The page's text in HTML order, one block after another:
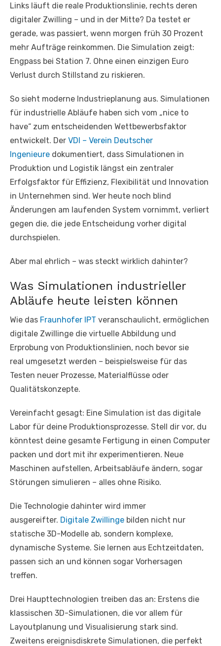
Links läuft die reale Produktionslinie, rechts deren
digitaler Zwilling – und in der Mitte? Da testet er
gerade, was passiert, wenn morgen früh 30 Prozent
mehr Aufträge reinkommen. Die Simulation zeigt:
Engpass bei Station 7. Ohne einen einzigen Euro
Verlust durch Stillstand zu riskieren.
So sieht moderne Industrieplanung aus. Simulationen
für industrielle Abläufe haben sich vom „nice to
have“ zum entscheidenden Wettbewerbsfaktor
entwickelt. Der VDI – Verein Deutscher
Ingenieure dokumentiert, dass Simulationen in
Produktion und Logistik längst ein zentraler
Erfolgsfaktor für Effizienz, Flexibilität und Innovation
in Unternehmen sind. Wer heute noch blind
Änderungen am laufenden System vornimmt, verliert
gegen die, die jede Entscheidung vorher digital
durchspielen.
Aber mal ehrlich – was steckt wirklich dahinter?
Was Simulationen industrieller
Abläufe heute leisten können
Wie das Fraunhofer IPT veranschaulicht, ermöglichen
digitale Zwillinge die virtuelle Abbildung und
Erprobung von Produktionslinien, noch bevor sie
real umgesetzt werden – beispielsweise für das
Testen neuer Prozesse, Materialflüsse oder
Qualitätskonzepte.
Vereinfacht gesagt: Eine Simulation ist das digitale
Labor für deine Produktionsprozesse. Stell dir vor, du
könntest deine gesamte Fertigung in einen Computer
packen und dort mit ihr experimentieren. Neue
Maschinen aufstellen, Arbeitsabläufe ändern, sogar
Störungen simulieren – alles ohne Risiko.
Die Technologie dahinter wird immer
ausgereifter. Digitale Zwillinge bilden nicht nur
statische 3D-Modelle ab, sondern komplexe,
dynamische Systeme. Sie lernen aus Echtzeitdaten,
passen sich an und können sogar Vorhersagen
treffen.
Drei Haupttechnologien treiben das an: Erstens die
klassischen 3D-Simulationen, die vor allem für
Layoutplanung und Visualisierung stark sind.
Zweitens ereignisdiskrete Simulationen, die perfekt